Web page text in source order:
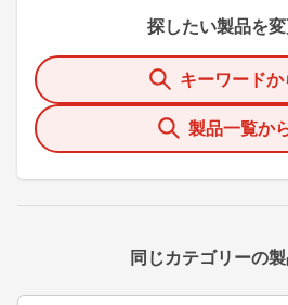
探したい製品を
キーワードか
製品一覧か
同じカテゴリーの